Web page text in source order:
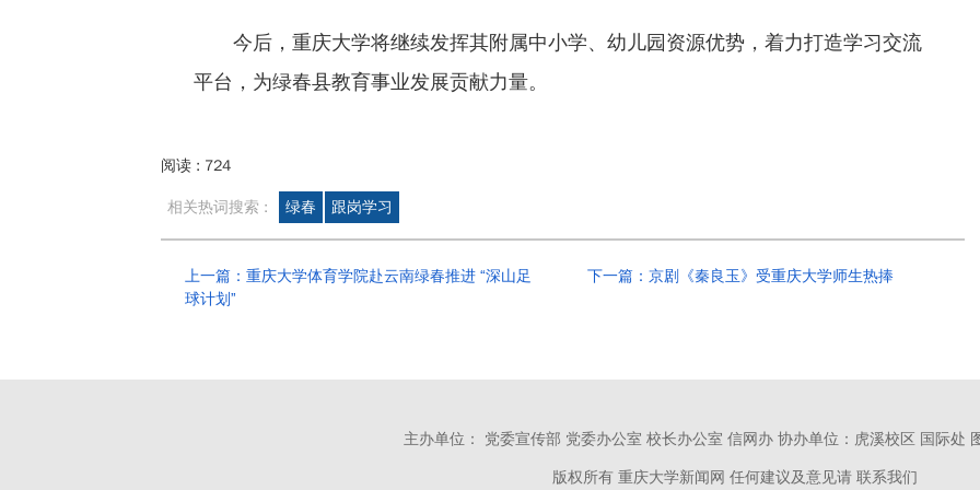
今后，重庆大学将继续发挥其附属中小学、幼儿园资源优势，着力打造学习交流
平台，为绿春县教育事业发展贡献力量。
阅读 : 724
相关热词搜索 : 绿春 跟岗学习
上一篇：重庆大学体育学院赴云南绿春推进 “深山足
球计划”
下一篇：京剧《秦良玉》受重庆大学师生热捧
主办单位： 党委宣传部 党委办公室 校长办公室 信网办 协办单位：虎溪校区 国际处
版权所有 重庆大学新闻网 任何建议及意见请 联系我们